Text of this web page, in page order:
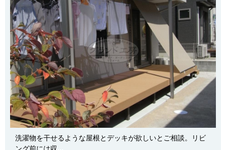
洗濯物を干せるような屋根とデッキが欲しいとご相談。リビ
ング前には収...